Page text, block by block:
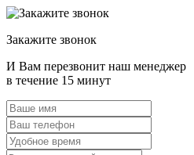
Закажите звонок
И Вам перезвонит наш менеджер
в течение 15 минут